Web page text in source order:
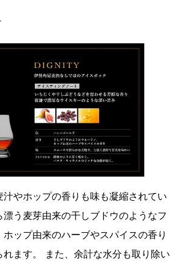
やホップの香りも味も凝縮されてい
漂う麦芽由来の干しブドウのようなフ
ップ由来のハーブやスパイスの香り
ます。 また、余計な水分も取り除い